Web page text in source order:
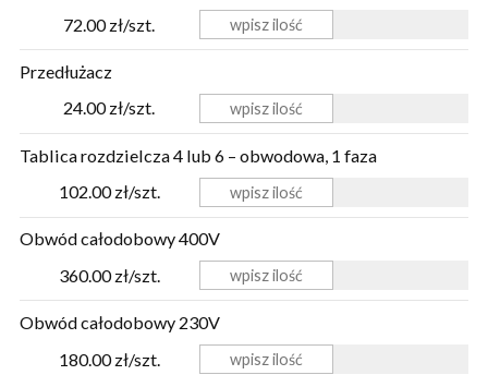
72.00 zł/szt.
Przedłużacz
24.00 zł/szt.
Tablica rozdzielcza 4 lub 6 – obwodowa, 1 faza
102.00 zł/szt.
Obwód całodobowy 400V
360.00 zł/szt.
Obwód całodobowy 230V
180.00 zł/szt.